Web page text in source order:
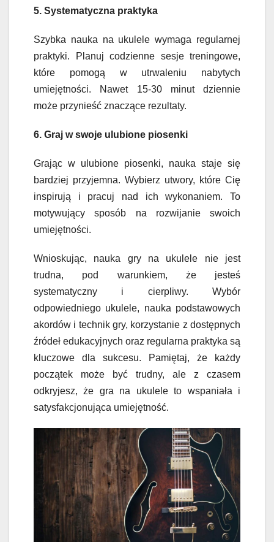
5. Systematyczna praktyka
Szybka nauka na ukulele wymaga regularnej
praktyki. Planuj codzienne sesje treningowe,
które pomogą w utrwaleniu nabytych
umiejętności. Nawet 15-30 minut dziennie
może przynieść znaczące rezultaty.
6. Graj w swoje ulubione piosenki
Grając w ulubione piosenki, nauka staje się
bardziej przyjemna. Wybierz utwory, które Cię
inspirują i pracuj nad ich wykonaniem. To
motywujący sposób na rozwijanie swoich
umiejętności.
Wnioskując, nauka gry na ukulele nie jest
trudna, pod warunkiem, że jesteś
systematyczny i cierpliwy. Wybór
odpowiedniego ukulele, nauka podstawowych
akordów i technik gry, korzystanie z dostępnych
źródeł edukacyjnych oraz regularna praktyka są
kluczowe dla sukcesu. Pamiętaj, że każdy
początek może być trudny, ale z czasem
odkryjesz, że gra na ukulele to wspaniała i
satysfakcjonująca umiejętność.